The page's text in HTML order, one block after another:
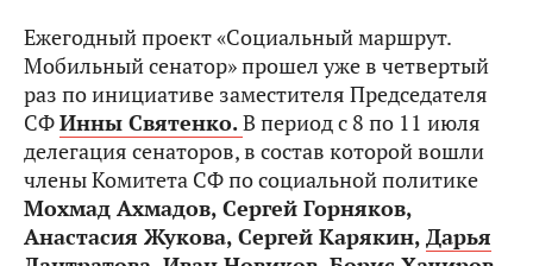
Ежегодный проект «Социальный маршрут.
Мобильный сенатор» прошел уже в четвертый
раз по инициативе заместителя Председателя
СФИнны Святенко. В период с 8 по 11 июля
делегация сенаторов, в состав которой вошли
члены Комитета СФ по социальной политике
Мохмад Ахмадов, Сергей Горняков,
Анастасия Жукова, Сергей Карякин, Дарья